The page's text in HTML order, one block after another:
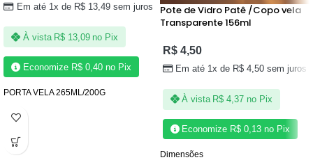
Em até 1x de R$13,49sem juros
À vista R$13,09 no Pix
Economize R$0,40no Pix
PORTA VELA 265ML/200G
Pote de Vidro Patê /Copo vela
Transparente 156ml
R$4,50
Em até 1x de R$ 4,50 sem juros
À vista R$ 4,37 no Pix
Economize R$ 0,13 no Pix
Dimensões